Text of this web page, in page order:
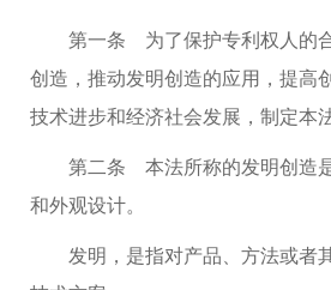
第一条 为了保护专利权人的合
创造，推动发明创造的应用，提高
技术进步和经济社会发展，制定本法
第二条 本法所称的发明创造是
和外观设计。
发明，是指对产品、方法或者